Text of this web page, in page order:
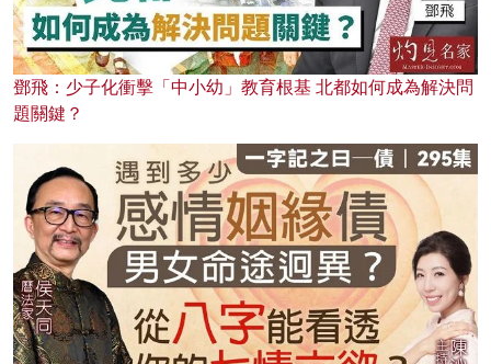
鄧飛：少子化衝擊「中小幼」教育根基 北都如何成為解決問
題關鍵？